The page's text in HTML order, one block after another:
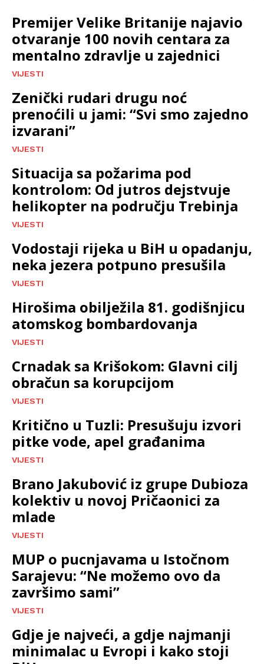
Premijer Velike Britanije najavio
otvaranje 100 novih centara za
mentalno zdravlje u zajednici
VIJESTI
Zenički rudari drugu noć
prenoćili u jami: “Svi smo zajedno
izvarani”
VIJESTI
Situacija sa požarima pod
kontrolom: Od jutros dejstvuje
helikopter na području Trebinja
VIJESTI
Vodostaji rijeka u BiH u opadanju,
neka jezera potpuno presušila
VIJESTI
Hirošima obilježila 81. godišnjicu
atomskog bombardovanja
VIJESTI
Crnadak sa Krišokom: Glavni cilj
obračun sa korupcijom
VIJESTI
Kritično u Tuzli: Presušuju izvori
pitke vode, apel građanima
VIJESTI
Brano Jakubović iz grupe Dubioza
kolektiv u novoj Pričaonici za
mlade
VIJESTI
MUP o pucnjavama u Istočnom
Sarajevu: “Ne možemo ovo da
završimo sami”
VIJESTI
Gdje je najveći, a gdje najmanji
minimalac u Evropi i kako stoji